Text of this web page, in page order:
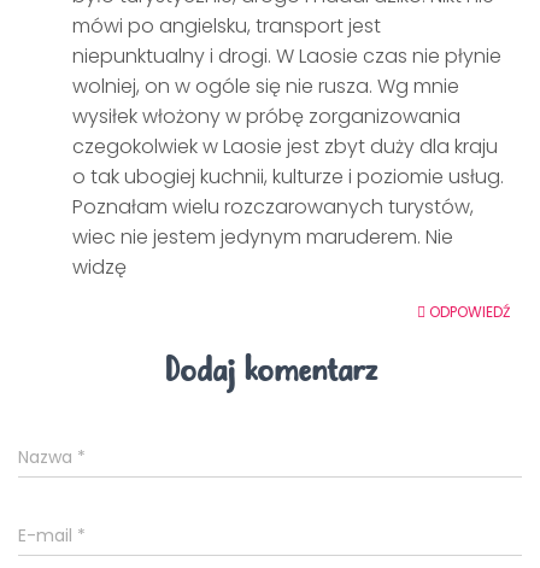
mówi po angielsku, transport jest
niepunktualny i drogi. W Laosie czas nie płynie
wolniej, on w ogóle się nie rusza. Wg mnie
wysiłek włożony w próbę zorganizowania
czegokolwiek w Laosie jest zbyt duży dla kraju
o tak ubogiej kuchnii, kulturze i poziomie usług.
Poznałam wielu rozczarowanych turystów,
wiec nie jestem jedynym maruderem. Nie
widzę
ODPOWIEDŹ
Dodaj komentarz
Nazwa *
E-mail *